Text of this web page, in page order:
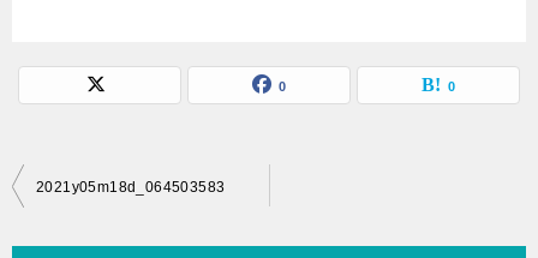
0 0
投
2021y05m18d_064503583